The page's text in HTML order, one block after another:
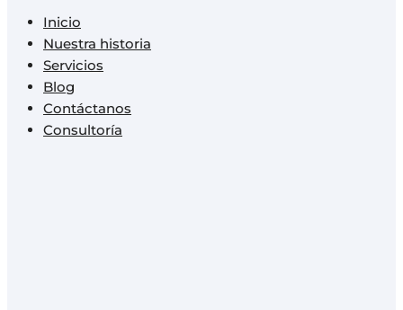
Inicio
Nuestra historia
Servicios
Blog
Contáctanos
Consultoría